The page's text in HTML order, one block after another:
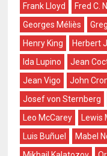
Frank Lloyd
Fred C.
Georges Méliès
Henry King
Herbert
Ida Lupino
Jean
Jean Vigo
John
Josef von Sternberg
Leo McCarey
Luis Buñuel
Mabel